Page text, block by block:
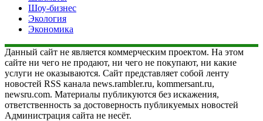
Шоу-бизнес
Экология
Экономика
Данный сайт не является коммерческим проектом. На этом
сайте ни чего не продают, ни чего не покупают, ни какие
услуги не оказываются. Сайт представляет собой ленту
новостей RSS канала news.rambler.ru, kommersant.ru,
newsru.com. Материалы публикуются без искажения,
ответственность за достоверность публикуемых новостей
Администрация сайта не несёт.